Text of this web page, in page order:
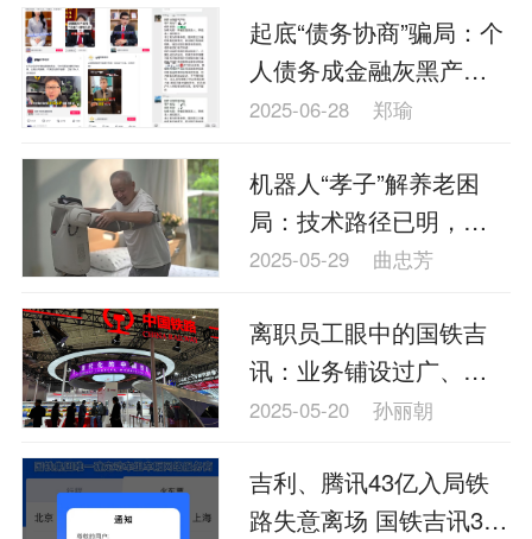
起底“债务协商”骗局：个
人债务成金融灰黑产目
标
2025-06-28 郑瑜
机器人“孝子”解养老困
局：技术路径已明，非
人形态先行
2025-05-29 曲忠芳
离职员工眼中的国铁吉
讯：业务铺设过广、跨
团队协调困难
2025-05-20 孙丽朝
吉利、腾讯43亿入局铁
路失意离场 国铁吉讯300